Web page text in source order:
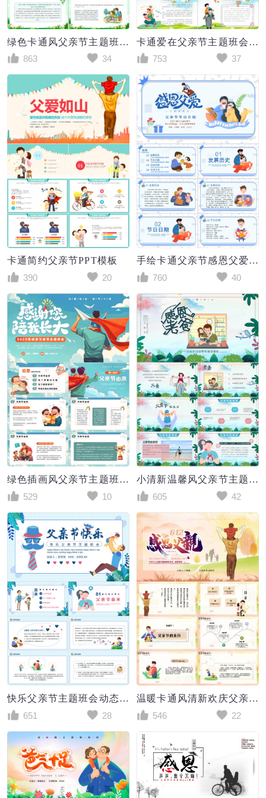
绿色卡通风父亲节主题班会PPT模板
863
34
卡通爱在父亲节主题班会PPT模板
753
37
卡通简约父亲节PPT模板
390
20
手绘卡通父亲节感恩父爱父亲节节日介绍PPT模板
760
40
绿色插画风父亲节主题班会PPT模板
529
10
小清新温馨风父亲节主题活动宣传PPT模板
605
42
快乐父亲节主题班会动态PPT模板
651
28
温暖卡通风清新欢庆父亲节PPT模板
546
22